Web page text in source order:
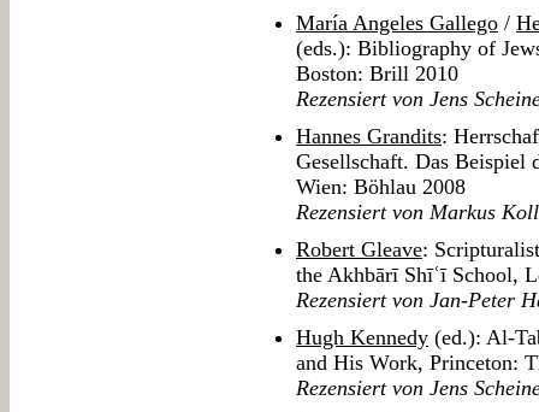
María Angeles Gallego /
(eds.): Bibliography of
Boston: Brill 2010
Rezensiert von Jens
Hannes Grandits:
Gesellschaft. Das Beispiel
Wien: Böhlau 2008
Rezensiert von Markus
Robert Gleave:
the Akhbārī Shīʿī School,
Rezensiert von Jan-Peter
Hugh Kennedy (ed.): Al-
and His Work, Princeton:
Rezensiert von Jens